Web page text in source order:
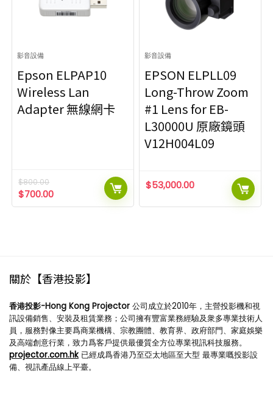
影音設備
Epson ELPAP10
Wireless Lan
Adapter 無線網卡
$800.00
$700.00
影音設備
EPSON ELPLL09
Long-Throw Zoom
#1 Lens for EB-
L30000U 原廠鏡頭
V12H004L09
$53,000.00
關於【香港投影】
香港投影-Hong Kong Projector 公司成立於2010年，主營投影機和視
訊設備銷售、安裝及租賃業務；公司擁有豐富業務經驗及衆多專業技術人
員，服務對像主要爲商業機構、宗教團體、教育界、政府部門、家庭娛樂
及高端創意行業，致力爲客戶提供最優質全方位專業視訊科技服務。
projector.com.hk 已經成爲香港乃至亞太地區至大型 最專業嘅投影設
備、視訊產品線上平臺。